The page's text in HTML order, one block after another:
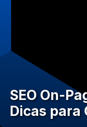
SEO On-
Dicas para